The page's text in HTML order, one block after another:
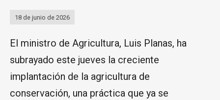
18 de junio de 2026
El ministro de Agricultura, Luis Planas, ha
subrayado este jueves la creciente
implantación de la agricultura de
conservación, una práctica que ya se